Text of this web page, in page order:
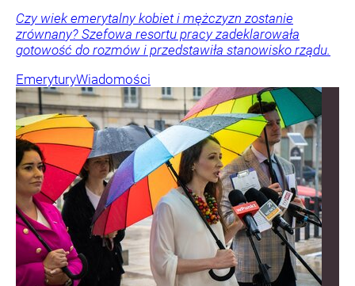
Czy wiek emerytalny kobiet i mężczyzn zostanie
zrównany? Szefowa resortu pracy zadeklarowała
gotowość do rozmów i przedstawiła stanowisko rządu.
EmeryturyWiadomości